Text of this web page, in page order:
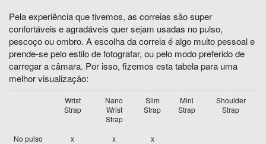
Pela experiência que tivemos, as correias são super
confortáveis e agradáveis quer sejam usadas no pulso,
pescoço ou ombro. A escolha da correia é algo muito pessoal e
prende-se pelo estilo de fotografar, ou pelo modo preferido de
carregar a câmara. Por isso, fizemos esta tabela para uma
melhor visualização:
Wrist
Strap
Nano
Wrist
Strap
Slim
Strap
Mini
Strap
Shoulder
Strap
No pulso x x
x